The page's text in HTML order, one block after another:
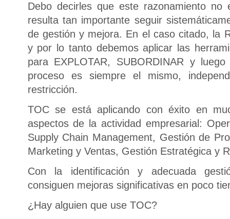
Debo decirles que este razonamiento
resulta tan importante seguir
de gestión y mejora. En el caso citado, la
y por lo tanto debemos aplicar las
para EXPLOTAR, SUBORDINAR y
proceso es siempre el mismo,
restricción.
TOC se está aplicando con éxito en
aspectos de la actividad empresarial:
Supply Chain Management, Gestión de
Marketing y Ventas, Gestión Estratégica y
Con la identificación y adecuada
consiguen mejoras significativas en poco
¿Hay alguien que use TOC?